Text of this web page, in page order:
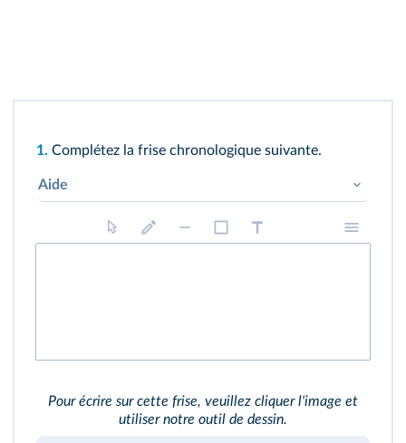
1. Complétez la frise chronologique suivante.
Aide
.
Pour écrire sur cette frise, veuillez cliquer l'image et
utiliser notre outil de dessin.